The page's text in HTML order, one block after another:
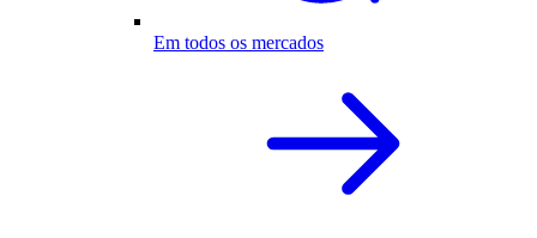
Em todos os mercados